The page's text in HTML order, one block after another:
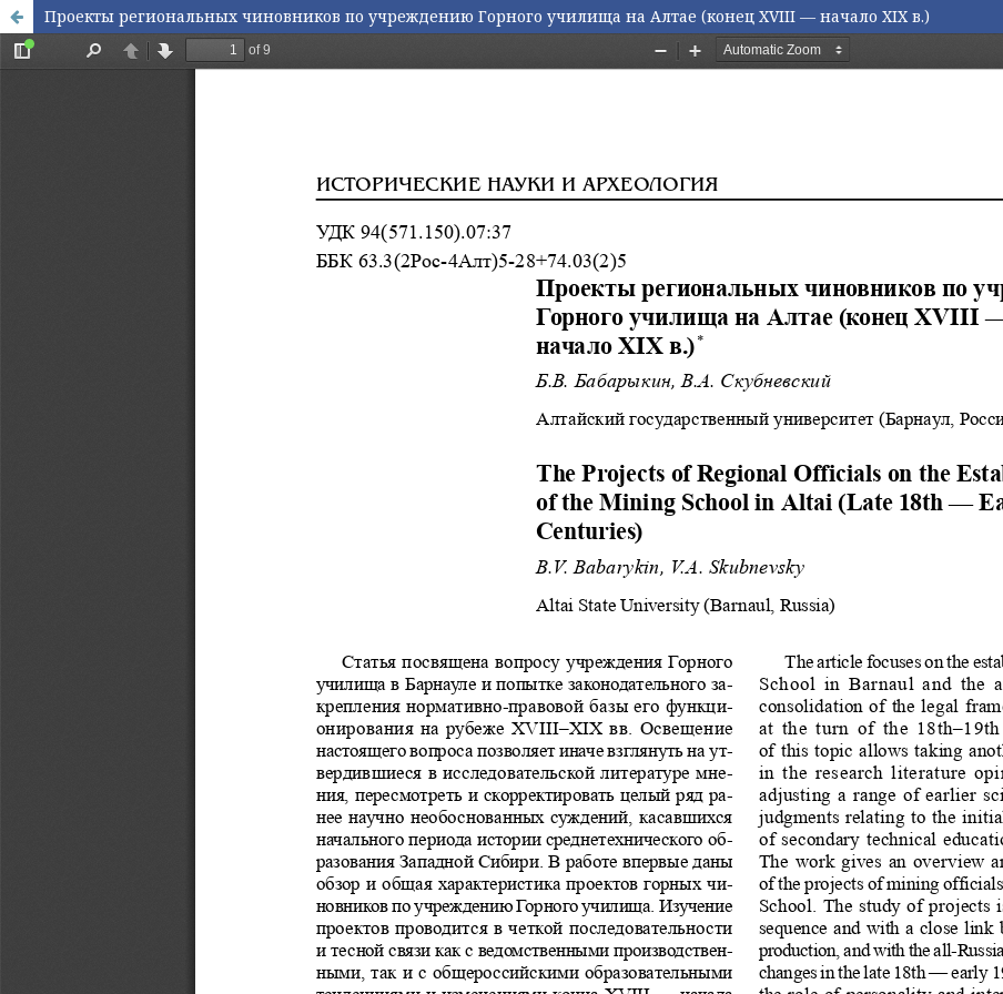
Проекты региональных чиновников по учреждению Горного училища на Алтае (конец XVIII — начало XIX в.)